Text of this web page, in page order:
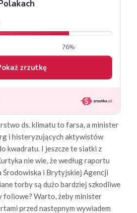
ds. klimatu to farsa, a minister
i histeryzujących aktywistów
kwadratu. I jeszcze te siatki z
nie wie, że według raportu
i Brytyjskiej Agencji
torby są dużo bardziej szkodliwe
foliowe? Warto, żeby minister
przed następnym wywiadem